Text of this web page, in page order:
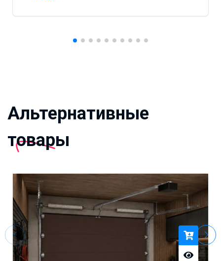
Альтернативные
товары